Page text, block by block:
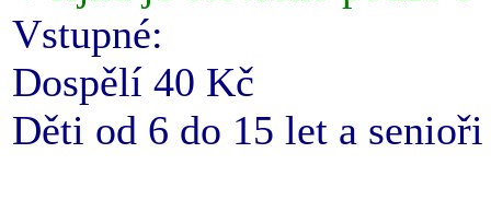
Vstupné:
Dospělí 40 Kč
Děti od 6 do 15 let a